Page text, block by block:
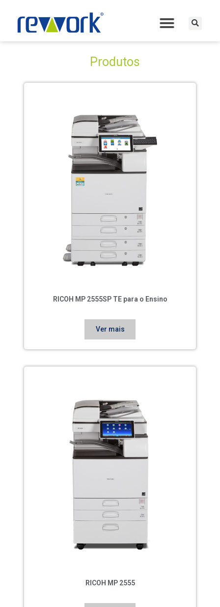
Produtos
RICOH MP 2555SP TE para o Ensino
Ver mais
RICOH MP 2555